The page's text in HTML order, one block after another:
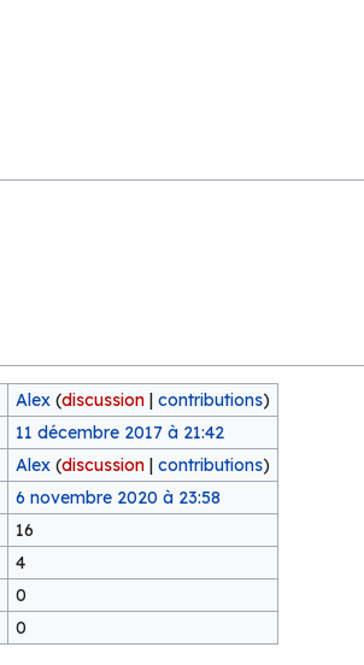
Alex (discussion| contributions)
11 décembre 2017 à 21:42
Alex (discussion| contributions)
6 novembre 2020 à 23:58
16
4
0
0